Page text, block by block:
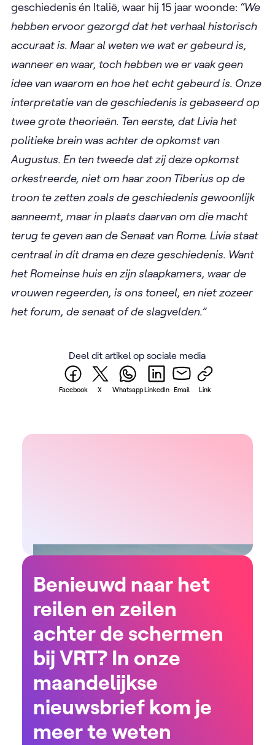
geschiedenis én Italië, waar hij 15 jaar woonde: “We
hebben ervoor gezorgd dat het verhaal historisch
accuraat is. Maar al weten we wat er gebeurd is,
wanneer en waar, toch hebben we er vaak geen
idee van waarom en hoe het echt gebeurd is. Onze
interpretatie van de geschiedenis is gebaseerd op
twee grote theorieën. Ten eerste, dat Livia het
politieke brein was achter de opkomst van
Augustus. En ten tweede dat zij deze opkomst
orkestreerde, niet om haar zoon Tiberius op de
troon te zetten zoals de geschiedenis gewoonlijk
aanneemt, maar in plaats daarvan om die macht
terug te geven aan de Senaat van Rome. Livia staat
centraal in dit drama en deze geschiedenis. Want
het Romeinse huis en zijn slaapkamers, waar de
vrouwen regeerden, is ons toneel, en niet zozeer
het forum, de senaat of de slagvelden.”
Deel dit artikel op sociale media
Facebook X WhatsappLinkedIn Email Link
Benieuwd naar het
reilen en zeilen
achter de schermen
bij VRT? In onze
maandelijkse
nieuwsbrief kom je
meer te weten